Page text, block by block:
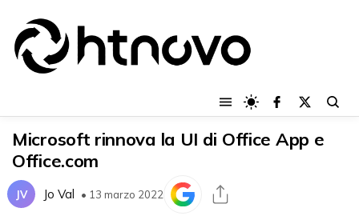
Microsoft rinnova la UI di Office App e
Office.com
JV Jo Val • 13 marzo 2022